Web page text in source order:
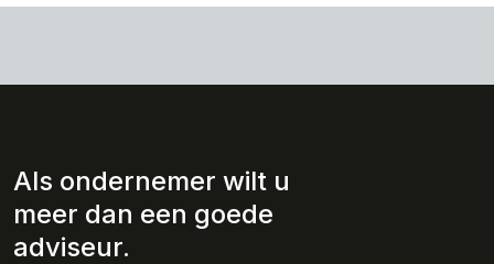
Als ondernemer wilt u
meer dan een goede
adviseur.